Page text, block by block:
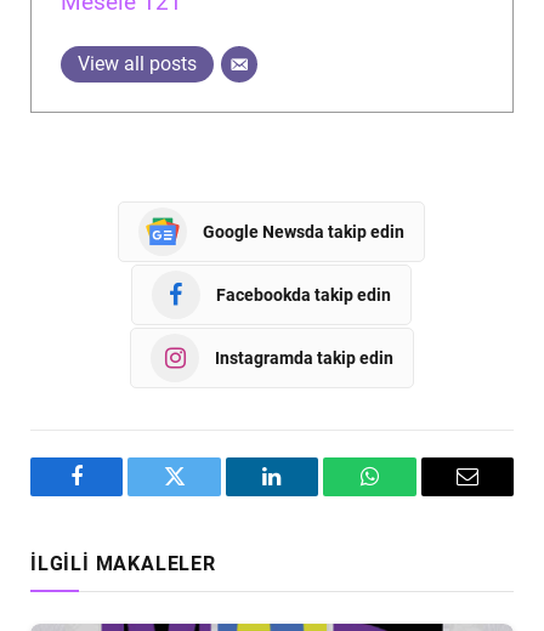
View all posts
Google Newsda takip edin
Facebookda takip edin
Instagramda takip edin
Facebook Twitter LinkedIn WhatsAppEmail
İLGILI MAKALELER